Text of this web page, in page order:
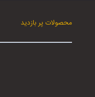
محصولات پر بازدید